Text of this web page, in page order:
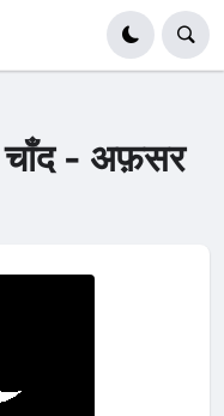
चाँद - अफ़सर